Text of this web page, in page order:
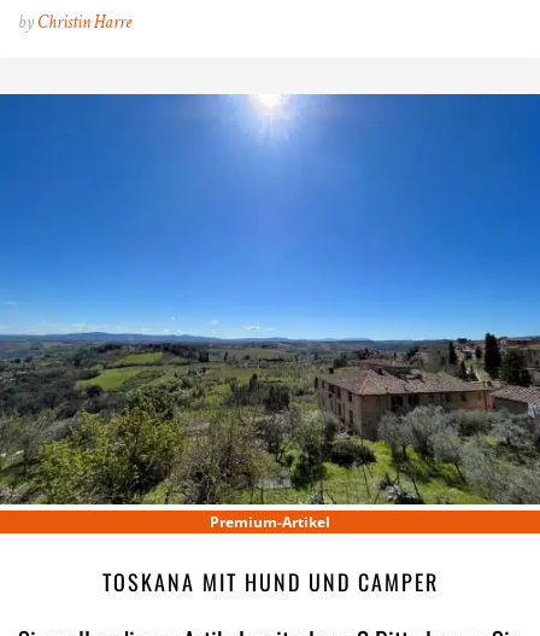
byChristin Harre
Premium-Artikel
TOSKANA MIT HUND UND CAMPER